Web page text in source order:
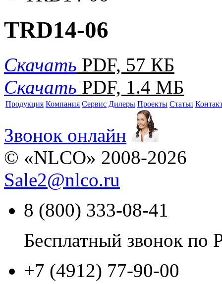
TRD14-06
Скачать PDF, 57 КБ
Скачать PDF, 1.4 МБ
Продукция Компания Сервис Дилеры Проекты Статьи
Звонок онлайн
© «NLCO» 2008-2026
Sale2@nlco.ru
8 (800) 333-08-41
Бесплатный звонок по
+7 (4912) 77-90-00